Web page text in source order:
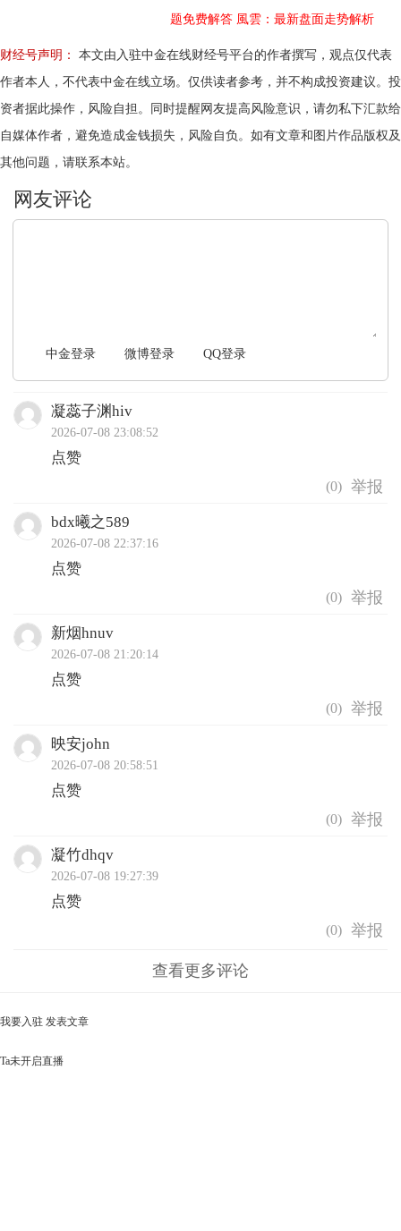
题免费解答 風雲：最新盘面走势解析
财经号声明：
本文由入驻中金在线财经号平台的作者撰写，观点仅代表
作者本人，不代表中金在线立场。仅供读者参考，并不构成投资建议。投
资者据此操作，风险自担。同时提醒网友提高风险意识，请勿私下汇款给
自媒体作者，避免造成金钱损失，风险自负。如有文章和图片作品版权及
其他问题，请联系本站。
中金登录 微博登录 QQ登录
凝蕊子渊hiv
2026-07-08 23:08:52
点赞
(0)
bdx曦之589
2026-07-08 22:37:16
点赞
(0)
新烟hnuv
2026-07-08 21:20:14
点赞
(0)
映安john
2026-07-08 20:58:51
点赞
(0)
凝竹dhqv
2026-07-08 19:27:39
点赞
(0)
查看更多评论
我要入驻 发表文章
Ta未开启直播